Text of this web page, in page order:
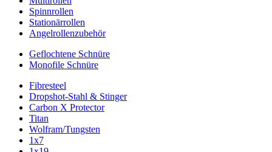
Spinnrollen
Stationärrollen
Angelrollenzubehör
Geflochtene Schnüre
Monofile Schnüre
Fibresteel
Dropshot-Stahl & Stinger
Carbon X Protector
Titan
Wolfram/Tungsten
1x7